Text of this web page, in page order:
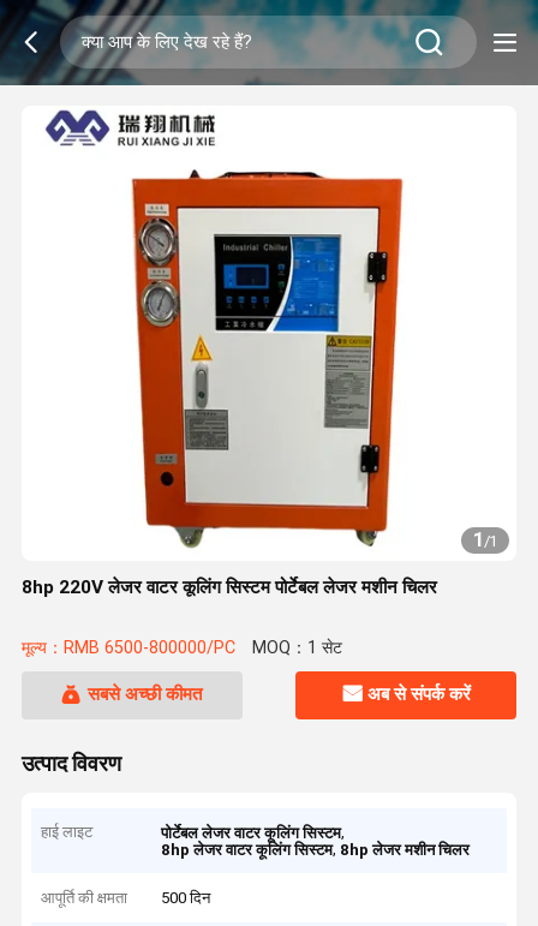
1/1
8hp 220V लेजर वाटर कूलिंग सिस्टम पोर्टेबल लेजर मशीन चिलर
मूल्य：RMB 6500-800000/PC MOQ：1 सेट
सबसे अच्छी कीमत अब से संपर्क करें
उत्पाद विवरण
हाई लाइट पोर्टेबल लेजर वाटर कूलिंग सिस्टम,
8hp लेजर वाटर कूलिंग सिस्टम, 8hp लेजर मशीन चिलर
आपूर्ति की क्षमता 500 दिन